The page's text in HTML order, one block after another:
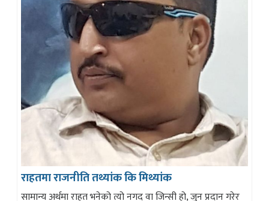
राहतमा राजनीति तथ्यांक कि मिथ्यांक
सामान्य अर्थमा राहत भनेको त्यो नगद वा जिन्सी हो, जुन प्रदान गरेर